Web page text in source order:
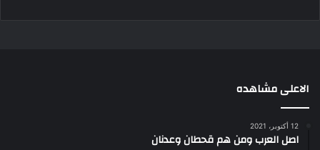
الاعلى مشاهده
12 أكتوبر، 2021
اصل العرب ومن هم قحطان وعدنان